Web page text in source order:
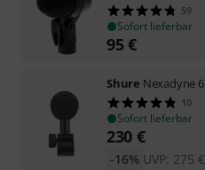
59
Sofort lieferbar
95€
Shure Nexadyne 6
10
Sofort lieferbar
230 €
UVP: 275 €
-16%